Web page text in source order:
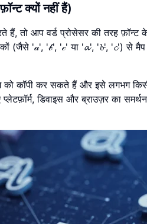
क्यों नहीं हैं)
तो आप वर्ड प्रोसेसर की तरह फ़ॉन्ट
(जैसे '𝒶', '𝒷', '𝒸' या '𝓪', '𝓫', '𝓬') से मैप
को कॉपी कर सकते हैं और इसे लगभग
डिवाइस और ब्राउज़र का समर्थन